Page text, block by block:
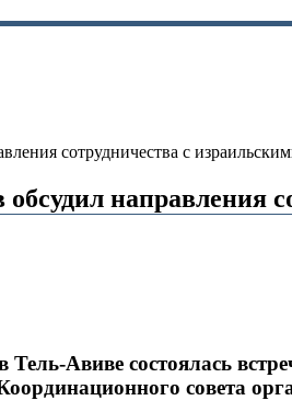
сотрудничества с
направления
Авиве состоялась
совета